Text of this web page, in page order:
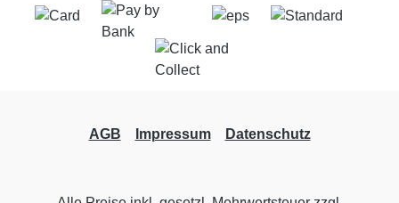
AGB Impressum Datenschutz